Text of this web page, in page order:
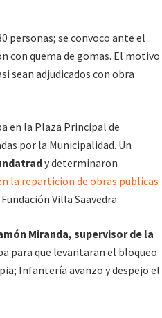
personas; se convoco ante el
con quema de gomas. El motivo
sean adjudicados con obra
en la Plaza Principal de
por la Municipalidad. Un
y determinaron
la reparticion de obras publicas
Villa Saavedra.
Miranda, supervisor de la
para que levantaran el bloqueo
Infantería avanzo y despejo el